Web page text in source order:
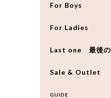
For Boys
For Ladies
Last one 最後の
Sale & Outlet
GUIDE